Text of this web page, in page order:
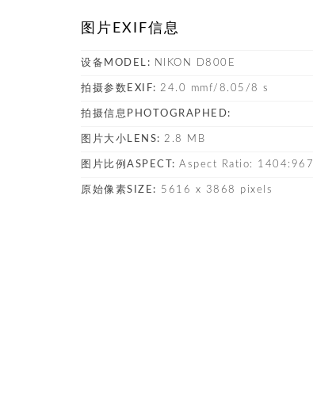
图片EXIF信息
设备MODEL: NIKON D800E
拍摄参数EXIF: 24.0 mmf/8.05/8 s
拍摄信息PHOTOGRAPHED:
图片大小LENS: 2.8 MB
图片比例ASPECT: Aspect Ratio: 1404:967
原始像素SIZE: 5616 x 3868 pixels